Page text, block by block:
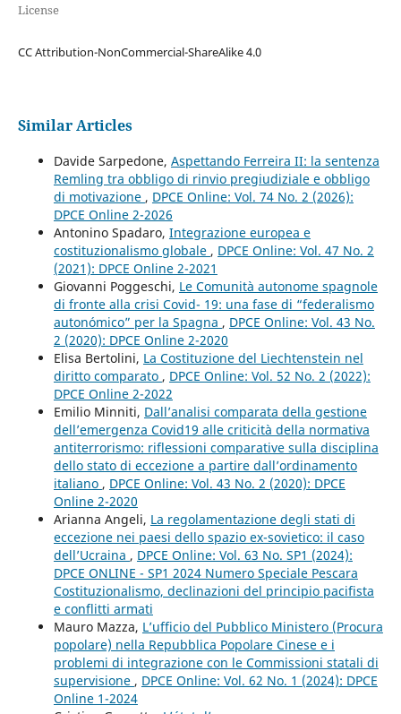
License
CC Attribution-NonCommercial-ShareAlike 4.0
Similar Articles
Davide Sarpedone, Aspettando Ferreira II: la sentenza
Remling tra obbligo di rinvio pregiudiziale e obbligo
di motivazione , DPCE Online: Vol. 74 No. 2 (2026):
DPCE Online 2-2026
Antonino Spadaro, Integrazione europea e
costituzionalismo globale , DPCE Online: Vol. 47 No. 2
(2021): DPCE Online 2-2021
Giovanni Poggeschi, Le Comunità autonome spagnole
di fronte alla crisi Covid- 19: una fase di “federalismo
autonómico” per la Spagna , DPCE Online: Vol. 43 No.
2 (2020): DPCE Online 2-2020
Elisa Bertolini, La Costituzione del Liechtenstein nel
diritto comparato , DPCE Online: Vol. 52 No. 2 (2022):
DPCE Online 2-2022
Emilio Minniti, Dall’analisi comparata della gestione
dell’emergenza Covid19 alle criticità della normativa
antiterrorismo: riflessioni comparative sulla disciplina
dello stato di eccezione a partire dall’ordinamento
italiano , DPCE Online: Vol. 43 No. 2 (2020): DPCE
Online 2-2020
Arianna Angeli, La regolamentazione degli stati di
eccezione nei paesi dello spazio ex-sovietico: il caso
dell’Ucraina , DPCE Online: Vol. 63 No. SP1 (2024):
DPCE ONLINE - SP1 2024 Numero Speciale Pescara
Costituzionalismo, declinazioni del principio pacifista
e conflitti armati
Mauro Mazza, L’ufficio del Pubblico Ministero (Procura
popolare) nella Repubblica Popolare Cinese e i
problemi di integrazione con le Commissioni statali di
supervisione , DPCE Online: Vol. 62 No. 1 (2024): DPCE
Online 1-2024